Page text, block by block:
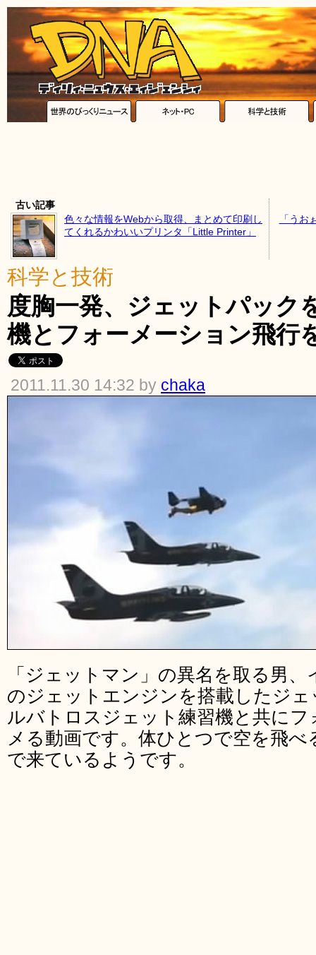
古い記事
色々な情報をWebから取得、まとめて印刷し
てくれるかわいいプリンタ「Little Printer」
「うお
科学と技術
度胸一発、ジェットパック
機とフォーメーション飛行
2011.11.30 14:32 by chaka
「ジェットマン」の異名を取る男
のジェットエンジンを搭載したジ
ルバトロスジェット練習機と共に
メる動画です。体ひとつで空を飛
で来ているようです。